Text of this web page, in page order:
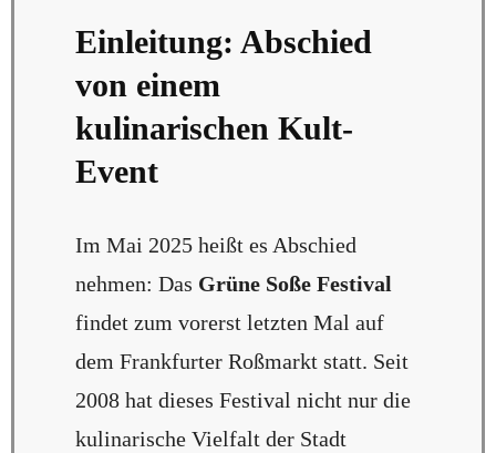
Einleitung: Abschied
von einem
kulinarischen Kult-
Event
Im Mai 2025 heißt es Abschied
nehmen: Das Grüne Soße Festival
findet zum vorerst letzten Mal auf
dem Frankfurter Roßmarkt statt. Seit
2008 hat dieses Festival nicht nur die
kulinarische Vielfalt der Stadt